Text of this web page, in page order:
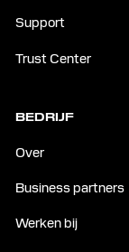
Support
Trust Center
BEDRIJF
Over
Business partners
Werken bij